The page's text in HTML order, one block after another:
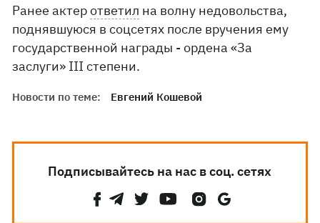
Ранее актерответил на волну недовольства,
поднявшуюся в соцсетях после вручения ему
государственной награды - ордена «За
заслуги» ІІІ степени.
Новости по теме: Евгений Кошевой
Подписывайтесь на нас в соц. сетях